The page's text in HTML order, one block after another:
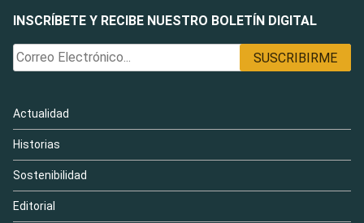
INSCRÍBETE Y RECIBE NUESTRO BOLETÍN DIGITAL
Actualidad
Historias
Sostenibilidad
Editorial